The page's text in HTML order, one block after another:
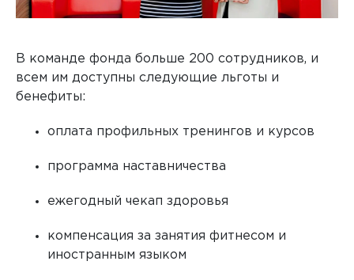
В команде фонда больше 200 сотрудников, и
всем им доступны следующие льготы и
бенефиты:
оплата профильных тренингов и курсов
программа наставничества
ежегодный чекап здоровья
компенсация за занятия фитнесом и
иностранным языком